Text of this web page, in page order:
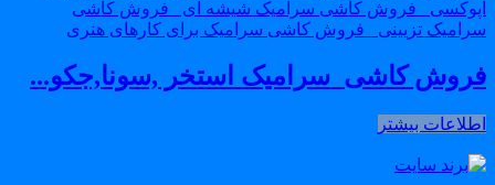
کاشی_سرامیک استخر ,سونا,جکو...
بیشتر